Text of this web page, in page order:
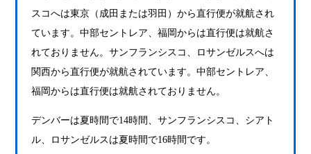
スコへは東京（成田または羽田）から直行便が就航され
ています。中部セントレア、福岡からは直行便は就航さ
れておりません。サンフランシスコ、ロサンゼルスへは
関西から直行便が就航されています。中部セントレア、
福岡からは直行便は就航されておりません。
デンバーは夏時間で14時間、サンフランシスコ、シアト
ル、ロサンゼルスは夏時間で16時間です。